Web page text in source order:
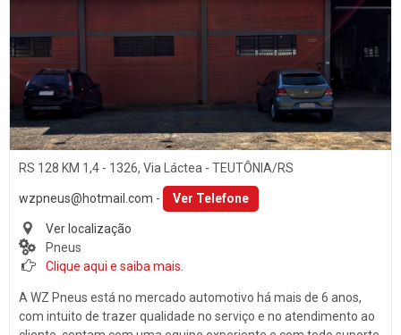
SANTA CRUZ DO SUL (15)
TEUTÔNIA (14)
VENÂNCIO AIRES (16)
Películas
Acessórios
Ar Condicionado
Engate de Reboques
Martelinho de Ouro
Lavagem Automotiva
Retificadora de Motores
Amortecedores
RS 128 KM 1,4 - 1326, Via Láctea - TEUTÔNIA/RS
wzpneus@hotmail.com - Ver Telefone
Ver localização
Pneus
Clique aqui e saiba mais.
A WZ Pneus está no mercado automotivo há mais de 6 anos,
com intuito de trazer qualidade no serviço e no atendimento ao